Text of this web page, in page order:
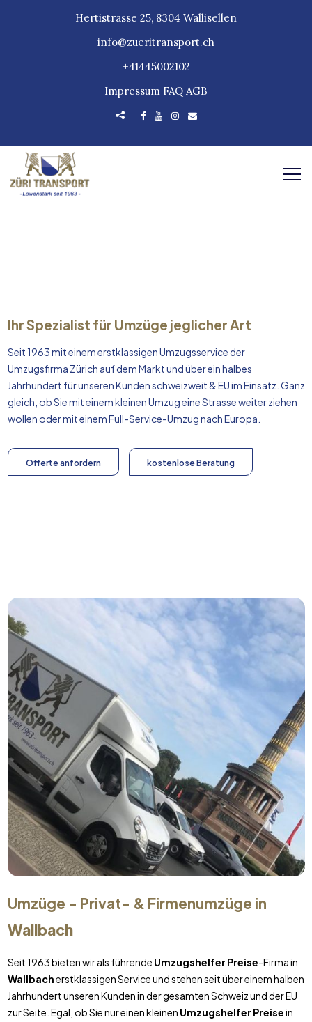
Hertistrasse 25, 8304 Wallisellen
info@zueritransport.ch
+41445002102
Impressum FAQ AGB
Ihr Spezialist für Umzüge jeglicher Art
Seit 1963 mit einem erstklassigen Umzugsservice der
Umzugsfirma Zürich auf dem Markt und über ein halbes
Jahrhundert für unseren Kunden schweizweit & EU im Einsatz. Ganz
gleich, ob Sie mit einem kleinen Umzug eine Strasse weiter ziehen
wollen oder mit einem Full-Service-Umzug nachEuropa
Offerte anfordern kostenlose Beratung
Umzüge - Privat- & Firmenumzüge in
Wallbach
Seit 1963 bieten wir als führende Umzugshelfer Preise-Firma in
Wallbacherstklassigen Service und stehen seit über einem halben
Jahrhundert unseren Kunden in der gesamten Schweiz und der EU
zur Seite. Egal, ob Sie nur einen kleinen Umzugshelfer Preisein